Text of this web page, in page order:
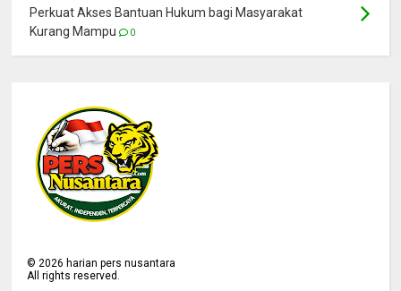
Perkuat Akses Bantuan Hukum bagi Masyarakat
Kurang Mampu
0
©2026 harian pers nusantara
All rights reserved.